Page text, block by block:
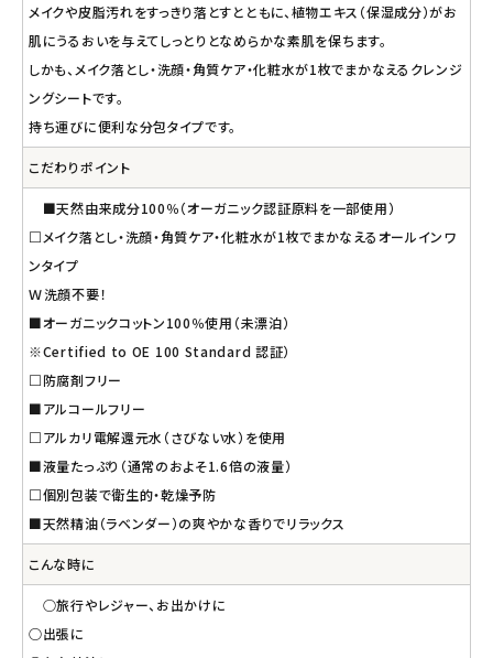
メイクや皮脂汚れをすっきり落とすとともに、植物エキス（保湿成分）がお
肌にうるおいを与えてしっとりとなめらかな素肌を保ちます。
しかも、メイク落とし・洗顔・角質ケア・化粧水が1枚でまかなえるクレンジ
ングシートです。
持ち運びに便利な分包タイプです。
こだわりポイント
■天然由来成分100％（オーガニック認証原料を一部使用）
□メイク落とし・洗顔・角質ケア・化粧水が1枚でまかなえるオールインワ
ンタイプ
Ｗ洗顔不要！
■オーガニックコットン100％使用（未漂泊）
※Certified to OE 100 Standard 認証）
□防腐剤フリー
■アルコールフリー
□アルカリ電解還元水（さびない水）を使用
■液量たっぷり（通常のおよそ1.6倍の液量）
□個別包装で衛生的・乾燥予防
■天然精油（ラベンダー）の爽やかな香りでリラックス
こんな時に
○旅行やレジャー、お出かけに
○出張に